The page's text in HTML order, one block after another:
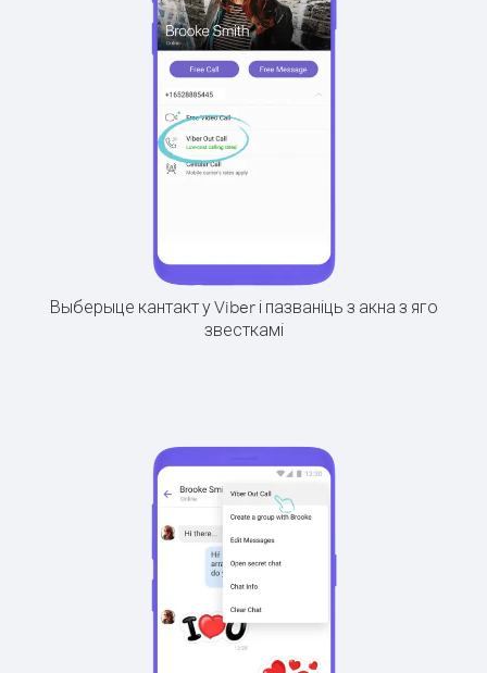
Выберыце кантакт у Viber і пазваніць з акна з яго
звесткамі